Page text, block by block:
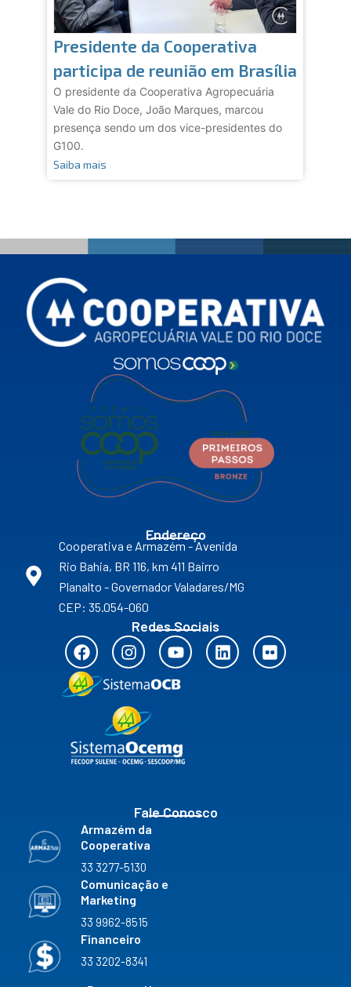
Presidente da Cooperativa
participa de reunião em Brasília
O presidente da Cooperativa Agropecuária
Vale do Rio Doce, João Marques, marcou
presença sendo um dos vice-presidentes do
G100.
Saiba mais
Endereço
Cooperativa e Armazém - Avenida
Rio Bahia, BR 116, km 411 Bairro
Planalto - Governador Valadares/MG
CEP: 35.054-060
Redes Sociais
F
a
c
e
o
k
I
n
s
t
a
g
r
a
Y
o
u
t
e
L
i
F
l
Fale Conosco
Armazém da
Cooperativa
33 3277-5130
Comunicação e
Marketing
33 9962-8515
Financeiro
33 3202-8341